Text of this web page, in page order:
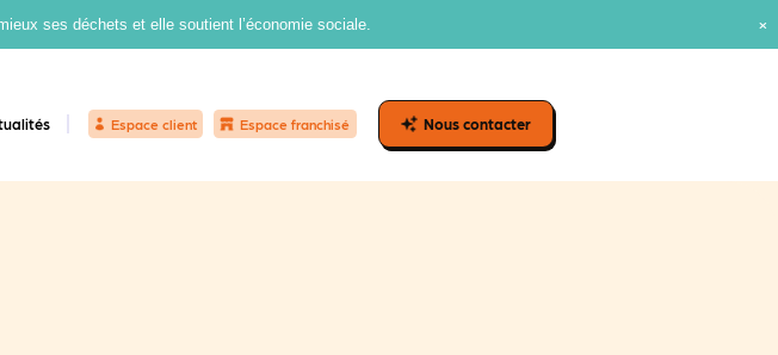
ses déchets et elle soutient l’économie sociale.
Espace client Espace franchisé Nous contacter